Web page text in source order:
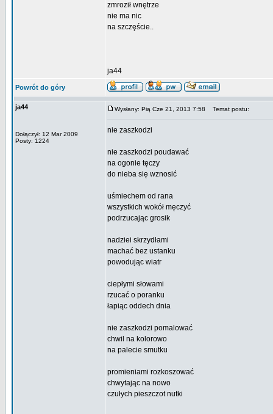
zmroził wnętrze
nie ma nic
na szczęście..
ja44
Powrót do góry
ja44
Dołączył: 12 Mar 2009
Posty: 1224
Wysłany: Pią Cze 21, 2013 7:58 Temat postu:
nie zaszkodzi
nie zaszkodzi poudawać
na ogonie tęczy
do nieba się wznosić
uśmiechem od rana
wszystkich wokół męczyć
podrzucając grosik
nadziei skrzydłami
machać bez ustanku
powodując wiatr
ciepłymi słowami
rzucać o poranku
łapiąc oddech dnia
nie zaszkodzi pomalować
chwil na kolorowo
na palecie smutku
promieniami rozkoszować
chwytając na nowo
czułych pieszczot nutki